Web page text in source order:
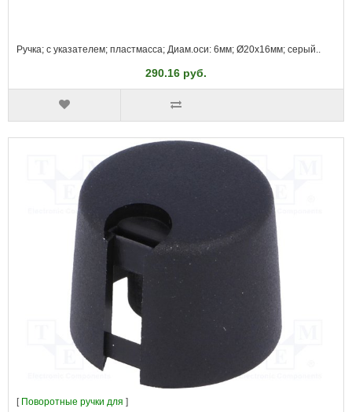
Ручка; с указателем; пластмасса; Диам.оси: 6мм; Ø20x16мм; серый..
290.16 руб.
[ Поворотные ручки для ]